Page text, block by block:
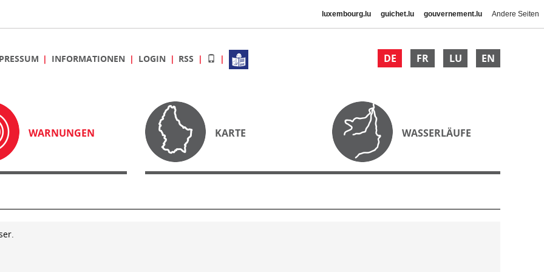
luxembourg.lu guichet.lu gouvernement.lu Andere Seiten
DE FR LU EN
INFORMATIONEN LOGIN RSS
WARNUNGEN KARTE WASSERLÄUFE